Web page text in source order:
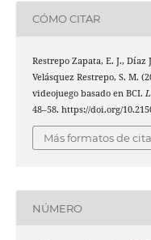
CÓMO CITAR
Restrepo Zapata, E. J.,
Velásquez Restrepo, S. M.
videojuego basado en BCI.
48–58. https://doi.org/
Más formatos de cita
NÚMERO